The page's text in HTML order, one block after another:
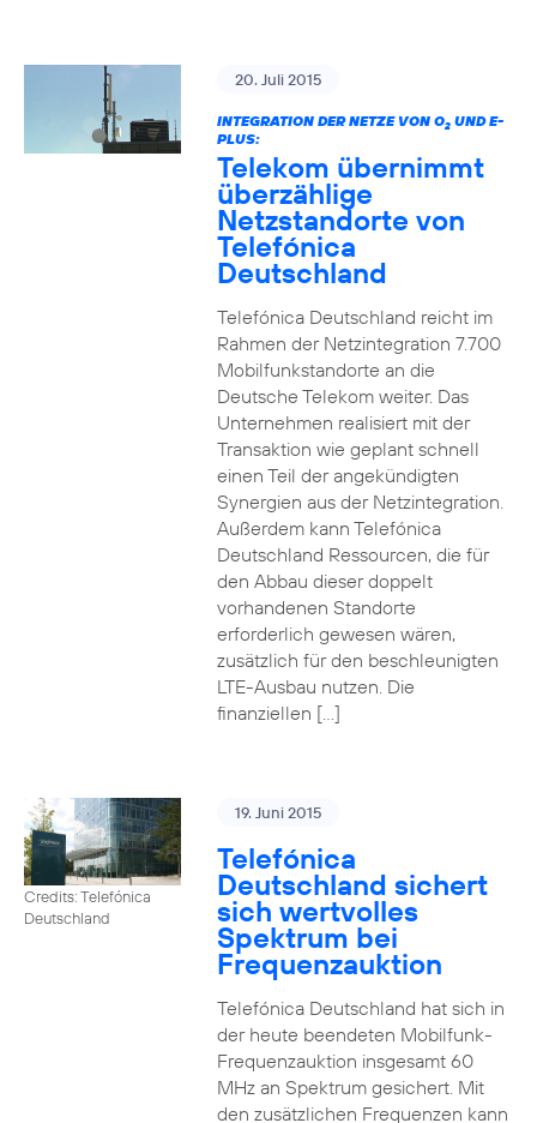
20. Juli 2015
INTEGRATION DER NETZE VON O2UND E-
PLUS:
Telekom übernimmt
überzählige
Netzstandorte von
Telefónica
Deutschland
Telefónica Deutschland reicht im
Rahmen der Netzintegration 7.700
Mobilfunkstandorte an die
Deutsche Telekom weiter. Das
Unternehmen realisiert mit der
Transaktion wie geplant schnell
einen Teil der angekündigten
Synergien aus der Netzintegration.
Außerdem kann Telefónica
Deutschland Ressourcen, die für
den Abbau dieser doppelt
vorhandenen Standorte
erforderlich gewesen wären,
zusätzlich für den beschleunigten
LTE-Ausbau nutzen. Die
finanziellen […]
Credits: Telefónica
Deutschland
19. Juni 2015
Telefónica
Deutschland sichert
sich wertvolles
Spektrum bei
Frequenzauktion
Telefónica Deutschland hat sich in
der heute beendeten Mobilfunk-
Frequenzauktion insgesamt 60
MHz an Spektrum gesichert. Mit
den zusätzlichen Frequenzen kann